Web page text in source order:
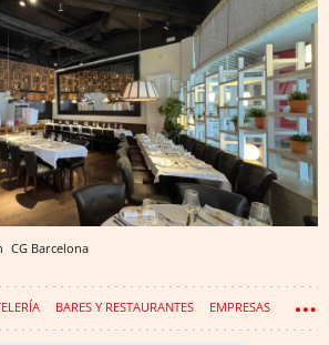
CG Barcelona
BARES Y RESTAURANTES EMPRESAS